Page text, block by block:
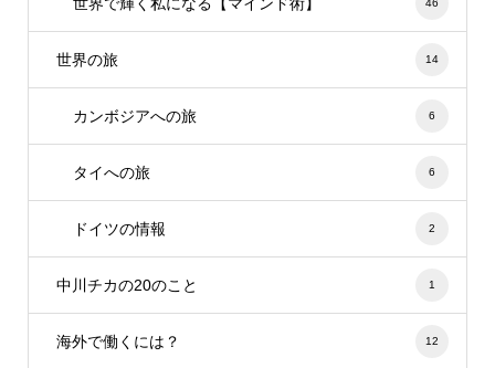
46
世界の旅 14
カンボジアへの旅 6
タイへの旅 6
ドイツの情報 2
中川チカの20のこと 1
海外で働くには？ 12